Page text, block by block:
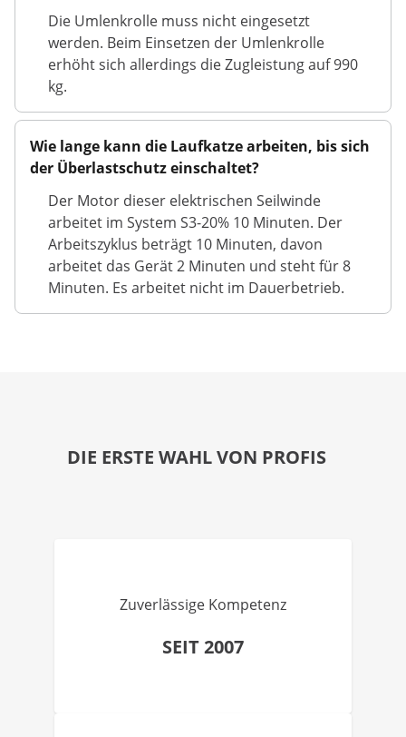
Die Umlenkrolle muss nicht eingesetzt
werden. Beim Einsetzen der Umlenkrolle
erhöht sich allerdings die Zugleistung auf 990
kg.
Wie lange kann die Laufkatze arbeiten, bis sich
der Überlastschutz einschaltet?
Der Motor dieser elektrischen Seilwinde
arbeitet im System S3-20% 10 Minuten. Der
Arbeitszyklus beträgt 10 Minuten, davon
arbeitet das Gerät 2 Minuten und steht für 8
Minuten. Es arbeitet nicht im Dauerbetrieb.
DIE ERSTE WAHL VON PROFIS
Zuverlässige Kompetenz
SEIT 2007